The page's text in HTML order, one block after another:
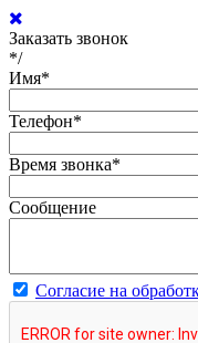
Заказать звонок
*/
Имя*
Телефон*
Время звонка*
Сообщение
Согласие на